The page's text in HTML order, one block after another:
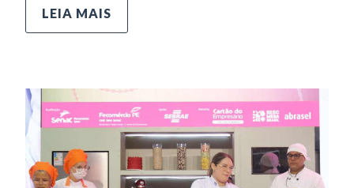
LEIA MAIS